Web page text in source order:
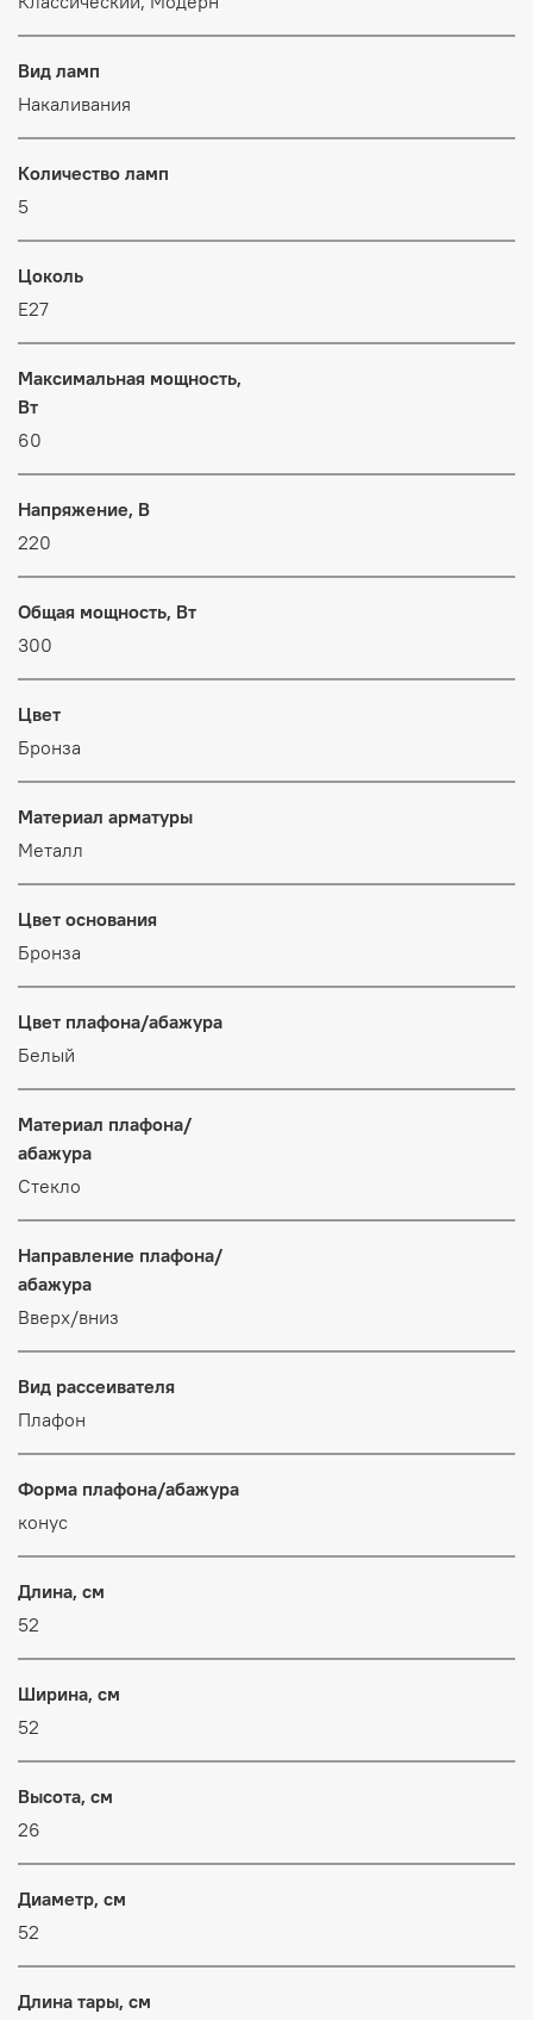
Вид ламп
Накаливания
Количество ламп
5
Цоколь
E27
Максимальная мощность,
Вт
60
Напряжение, В
220
Общая мощность, Вт
300
Цвет
Бронза
Материал арматуры
Металл
Цвет основания
Бронза
Цвет плафона/абажура
Белый
Материал плафона/
абажура
Стекло
Направление плафона/
абажура
Вверх/вниз
Вид рассеивателя
Плафон
Форма плафона/абажура
конус
Длина, см
52
Ширина, см
52
Высота, см
26
Диаметр, см
52
Длина тары, см